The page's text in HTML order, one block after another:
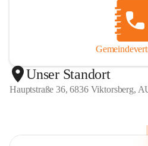
Unser Standort
Hauptstraße 36, 6836 Viktorsberg,